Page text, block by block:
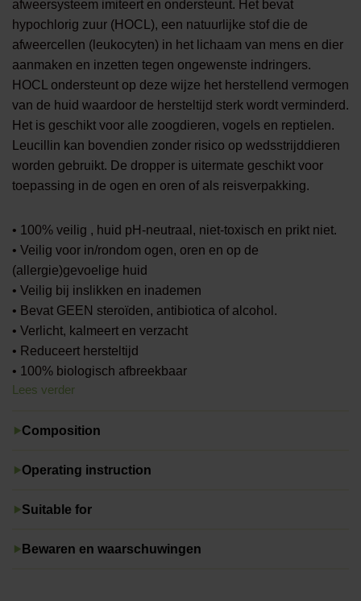
afweersysteem imiteert en ondersteunt. Het bevat
hypochlorig zuur (HOCL), een natuurlijke stof die de
afweercellen (leukocyten) in het lichaam van mens en dier
aanmaken en inzetten tegen ongewenste indringers.
HOCL ondersteunt op deze wijze het herstellend vermogen
van de huid waardoor de hersteltijd sterk wordt verminderd.
Het is geschikt voor alle zoogdieren, vogels en reptielen.
Leucillin kan bovendien zonder risico op wedsstrijddieren
worden gebruikt. De dropper is uitermate geschikt voor
toepassing in de ogen en oren of als reisverpakking.
• 100% veilig , huid pH-neutraal, niet-toxisch en prikt niet.
• Veilig voor in/rondom ogen, oren en op de
(allergie)gevoelige huid
• Veilig bij inslikken en inademen
• Bevat GEEN steroïden, antibiotica of alcohol.
• Verlicht, kalmeert en verzacht
• Reduceert hersteltijd
• 100% biologisch afbreekbaar
Lees verder
Composition
Operating instruction
Suitable for
Bewaren en waarschuwingen